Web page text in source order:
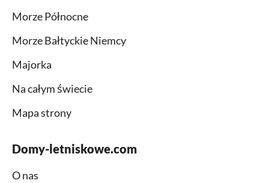
Morze Północne
Morze Bałtyckie Niemcy
Majorka
Na całym świecie
Mapa strony
Domy-letniskowe.com
O nas